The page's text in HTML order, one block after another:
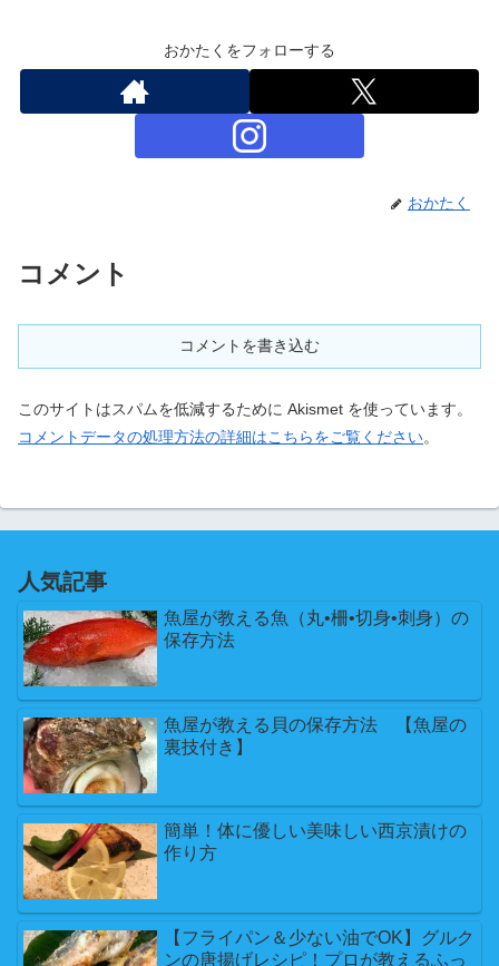
おかたくをフォローする
おかたく
コメント
コメントを書き込む
このサイトはスパムを低減するために Akismet を使っています。
コメントデータの処理方法の詳細はこちらをご覧ください。
人気記事
魚屋が教える魚（丸•柵•切身•刺身）の
保存方法
魚屋が教える貝の保存方法 【魚屋の
裏技付き】
簡単！体に優しい美味しい西京漬けの
作り方
【フライパン＆少ない油でOK】グルク
ンの唐揚げレシピ！プロが教えるふっ